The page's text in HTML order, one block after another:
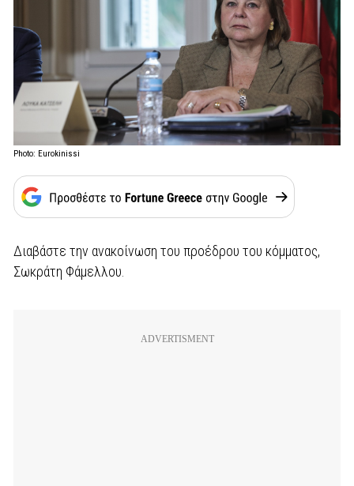
Photo: Eurokinissi
Διαβάστε την ανακοίνωση του προέδρου του κόμματος,
Σωκράτη Φάμελλου.